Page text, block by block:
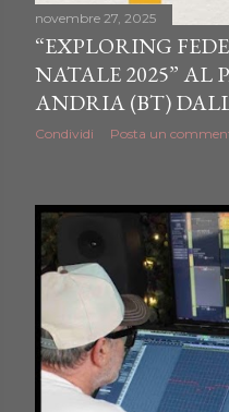
novembre 27, 2025
“EXPLORING
NATALE 2025” AL
ANDRIA (BT)
Condividi Posta un